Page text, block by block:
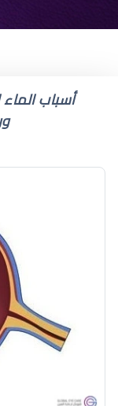
أسباب الماء